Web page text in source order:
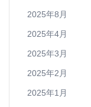
2025年8月
2025年4月
2025年3月
2025年2月
2025年1月